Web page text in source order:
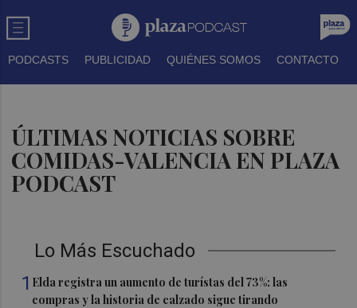
PODCASTS PUBLICIDAD QUIÉNES SOMOS CONTACTO
ÚLTIMAS NOTICIAS SOBRE
COMIDAS-VALENCIA EN PLAZA
PODCAST
Lo Más Escuchado
1 Elda registra un aumento de turístas del 73%: las
compras y la historia de calzado sigue tirando